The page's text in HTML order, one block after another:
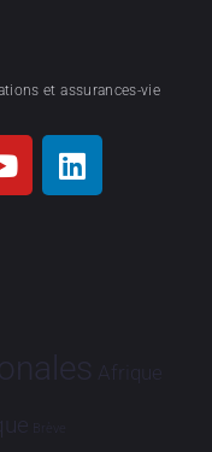
et assurances-vie
Afrique
Brève